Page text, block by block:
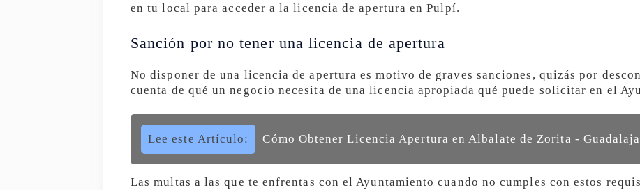
en tu local para acceder a la licencia de apertura en Pulpí.
Sanción por no tener una licencia de apertura
No disponer de una licencia de apertura es motivo de graves sanciones, quizás por
cuenta de qué un negocio necesita de una licencia apropiada qué puede solicitar en el
Lee este Artículo: Cómo Obtener Licencia Apertura en Albalate de Zorita -
Las multas a las que te enfrentas con el Ayuntamiento cuando no cumples con estos